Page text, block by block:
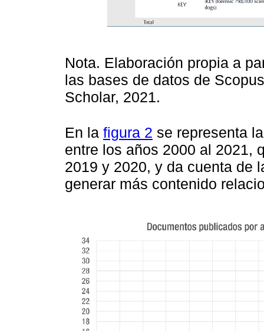
Nota. Elaboración propia a
las bases de datos de
Scholar, 2021.
En la figura 2 se representa
entre los años 2000 al 2021,
2019 y 2020, y da cuenta de
generar más contenido